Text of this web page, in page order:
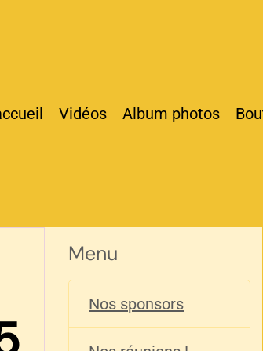
Vidéos Album photos
Menu
Nos sponsors